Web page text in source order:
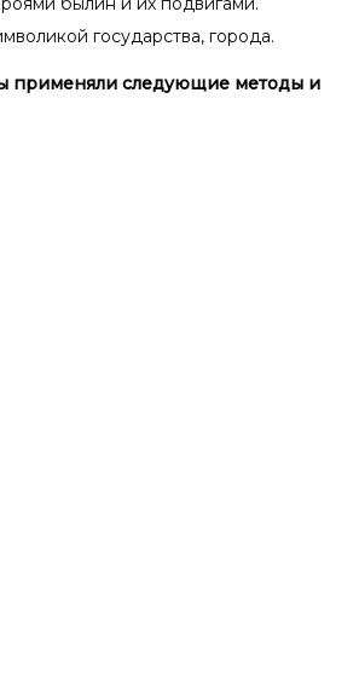
государства, города.
применяли следующие методы и